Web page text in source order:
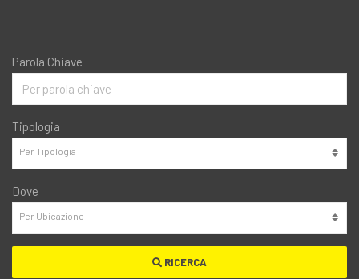
Parola Chiave
Tipologia
Dove
RICERCA